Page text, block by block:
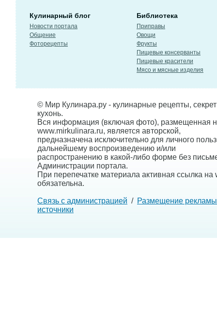
Кулинарный блог
Новости портала
Общение
Фоторецепты
Библиотека
Приправы
Овощи
Фрукты
Пищевые консерванты
Пищевые красители
Мясо и мясные изделия
© Мир Кулинара.ру - кулинарные рецепты,
кухонь.
Вся информация (включая фото), размещенная
www.mirkulinara.ru, является авторской,
предназначена исключительно для личного
дальнейшему воспроизведению и/или
распространению в какой-либо форме без
Администрации портала.
При перепечатке материала активная ссылка на
обязательна.
Связь с администрацией / Размещение рекламы
источники